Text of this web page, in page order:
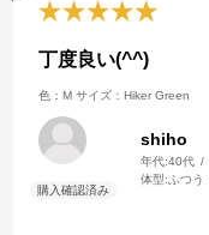
丁度良い(^^)
色：M サイズ：Hiker Green
shiho
年代:40代
体型:ふつう